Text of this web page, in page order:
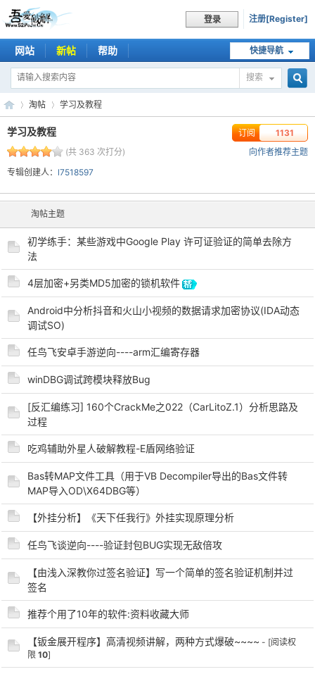
登录 注册[Register]
快捷导航
网站 新帖 帮助
搜索
索
破
解
淘帖 学习及教程
学习及教程 1131
订阅
向作者推荐主题
(共 363 次打分)
专辑创建人： l7518597
淘帖主题
初学练手：某些游戏中Google Play 许可证验证的简单去除方
法
4层加密+另类MD5加密的锁机软件
Android中分析抖音和火山小视频的数据请求加密协议(IDA动态
调试SO)
任鸟飞安卓手游逆向----arm汇编寄存器
winDBG调试跨模块释放Bug
[反汇编练习] 160个CrackMe之022（CarLitoZ.1）分析思路及
过程
吃鸡辅助外星人破解教程-E盾网络验证
Bas转MAP文件工具（用于VB Decompiler导出的Bas文件转
MAP导入OD\X64DBG等）
【外挂分析】《天下任我行》外挂实现原理分析
任鸟飞谈逆向----验证封包BUG实现无敌倍攻
【由浅入深教你过签名验证】写一个简单的签名验证机制并过
签名
推荐个用了10年的软件:资料收藏大师
【钣金展开程序】高清视频讲解，两种方式爆破~~~~ - [阅读权
限 10]